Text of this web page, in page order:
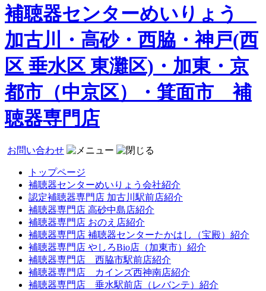
補聴器センターめいりょう
加古川・高砂・西脇・神戸(西
区 垂水区 東灘区)・加東・京
都市（中京区）・箕面市 補
聴器専門店
お問い合わせ
トップページ
補聴器センターめいりょう会社紹介
認定補聴器専門店 加古川駅前店紹介
補聴器専門店 高砂中島店紹介
補聴器専門店 おのえ店紹介
補聴器専門店 補聴器センターたかはし（宝殿）紹介
補聴器専門店 やしろBio店（加東市）紹介
補聴器専門店 西脇市駅前店紹介
補聴器専門店 カインズ西神南店紹介
補聴器専門店 垂水駅前店（レバンテ）紹介